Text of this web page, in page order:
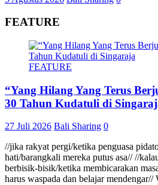
FEATURE
FEATURE
“Yang Hilang Yang Terus
30 Tahun Kudatuli di
27 Juli 2026 Bali Sharing 0
//jika rakyat pergi/ketika penguasa
hati/barangkali mereka putus asa// //
berbisik-bisik/ketika membicarakan
harus waspada dan belajar mendengar//